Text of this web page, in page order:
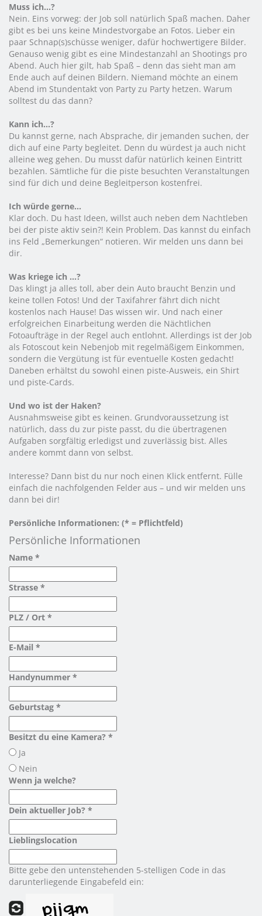
Muss ich...?
Nein. Eins vorweg: der Job soll natürlich Spaß machen. Daher
gibt es bei uns keine Mindestvorgabe an Fotos. Lieber ein
paar Schnap(s)schüsse weniger, dafür hochwertigere Bilder.
Genauso wenig gibt es eine Mindestanzahl an Shootings pro
Abend. Auch hier gilt, hab Spaß – denn das sieht man am
Ende auch auf deinen Bildern. Niemand möchte an einem
Abend im Stundentakt von Party zu Party hetzen. Warum
solltest du das dann?
Kann ich...?
Du kannst gerne, nach Absprache, dir jemanden suchen, der
dich auf eine Party begleitet. Denn du würdest ja auch nicht
alleine weg gehen. Du musst dafür natürlich keinen Eintritt
bezahlen. Sämtliche für die piste besuchten Veranstaltungen
sind für dich und deine Begleitperson kostenfrei.
Ich würde gerne...
Klar doch. Du hast Ideen, willst auch neben dem Nachtleben
bei der piste aktiv sein?! Kein Problem. Das kannst du einfach
ins Feld „Bemerkungen“ notieren. Wir melden uns dann bei
dir.
Was kriege ich ...?
Das klingt ja alles toll, aber dein Auto braucht Benzin und
keine tollen Fotos! Und der Taxifahrer fährt dich nicht
kostenlos nach Hause! Das wissen wir. Und nach einer
erfolgreichen Einarbeitung werden die Nächtlichen
Fotoaufträge in der Regel auch entlohnt. Allerdings ist der Job
als Fotoscout kein Nebenjob mit regelmäßigem Einkommen,
sondern die Vergütung ist für eventuelle Kosten gedacht!
Daneben erhältst du sowohl einen piste-Ausweis, ein Shirt
und piste-Cards.
Und wo ist der Haken?
Ausnahmsweise gibt es keinen. Grundvoraussetzung ist
natürlich, dass du zur piste passt, du die übertragenen
Aufgaben sorgfältig erledigst und zuverlässig bist. Alles
andere kommt dann von selbst.
Interesse? Dann bist du nur noch einen Klick entfernt. Fülle
einfach die nachfolgenden Felder aus – und wir melden uns
dann bei dir!
Persönliche Informationen: (* = Pflichtfeld)
Persönliche Informationen
Name *
Strasse *
PLZ / Ort *
E-Mail *
Handynummer *
Geburtstag *
Besitzt du eine Kamera? *
Ja
Nein
Wenn ja welche?
Dein aktueller Job? *
Lieblingslocation
Bitte gebe den untenstehenden 5-stelligen Code in das
darunterliegende Eingabefeld ein: